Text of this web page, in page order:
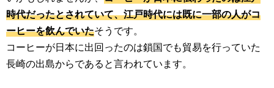
時代だったとされていて、江戸時代には既に一部の人がコ
ーヒーを飲んでいたそうです。
コーヒーが日本に出回ったのは鎖国でも貿易を行っていた
長崎の出島からであると言われています。